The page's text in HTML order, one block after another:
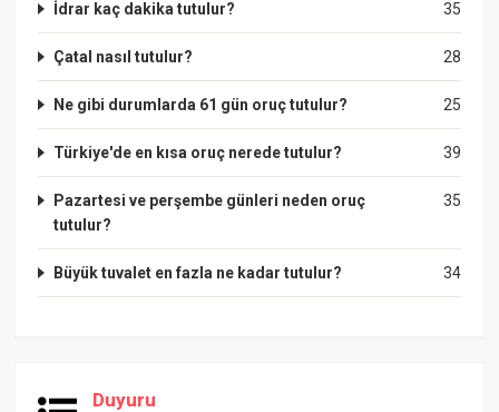
35
İdrar kaç dakika tutulur?
28
Çatal nasıl tutulur?
25
Ne gibi durumlarda 61 gün oruç tutulur?
39
Türkiye'de en kısa oruç nerede tutulur?
35
Pazartesi ve perşembe günleri neden oruç
tutulur?
34
Büyük tuvalet en fazla ne kadar tutulur?
Duyuru